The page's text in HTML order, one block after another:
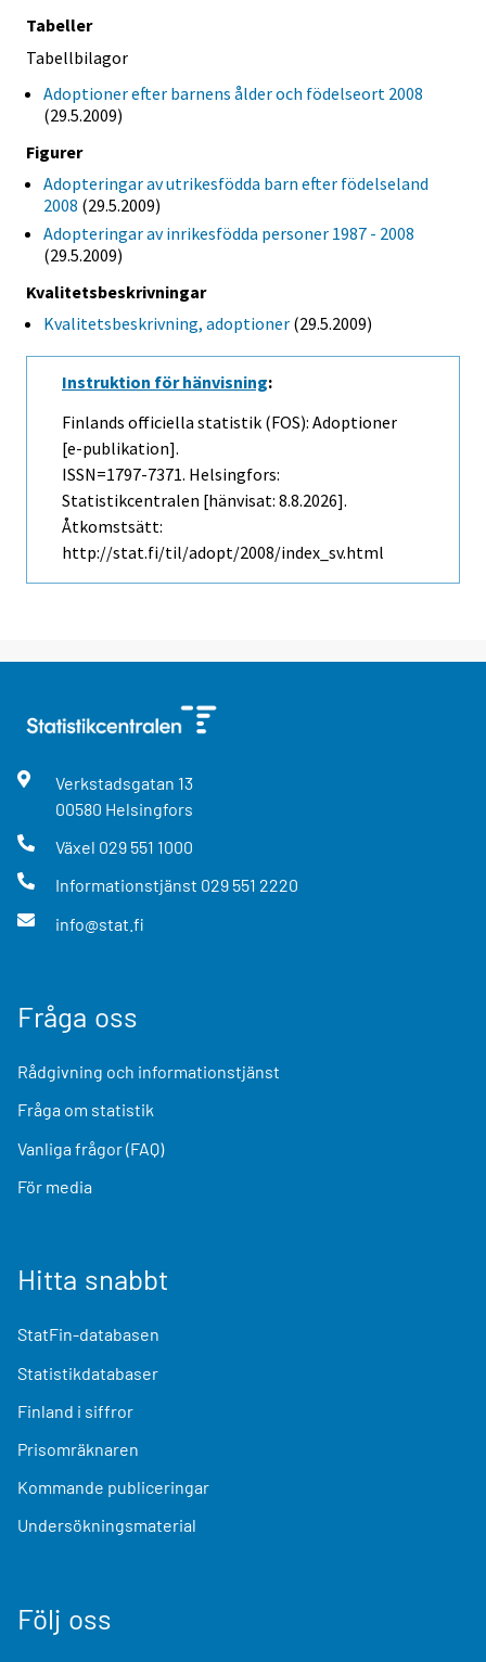
Tabeller
Tabellbilagor
Adoptioner efter barnens ålder och födelseort 2008
(29.5.2009)
Figurer
Adopteringar av utrikesfödda barn efter födelseland
2008 (29.5.2009)
Adopteringar av inrikesfödda personer 1987 - 2008
(29.5.2009)
Kvalitetsbeskrivningar
Kvalitetsbeskrivning, adoptioner (29.5.2009)
Instruktion för hänvisning:
Finlands officiella statistik (FOS): Adoptioner
[e-publikation].
ISSN=1797-7371. Helsingfors:
Statistikcentralen [hänvisat: 8.8.2026].
Åtkomstsätt:
http://stat.fi/til/adopt/2008/index_sv.html
Verkstadsgatan 13
00580 Helsingfors
Växel 029 551 1000
Informationstjänst 029 551 2220
info@stat.fi
Fråga oss
Rådgivning och informationstjänst
Fråga om statistik
Vanliga frågor (FAQ)
För media
Hitta snabbt
StatFin-databasen
Statistikdatabaser
Finland i siffror
Prisomräknaren
Kommande publiceringar
Undersökningsmaterial
Följ oss